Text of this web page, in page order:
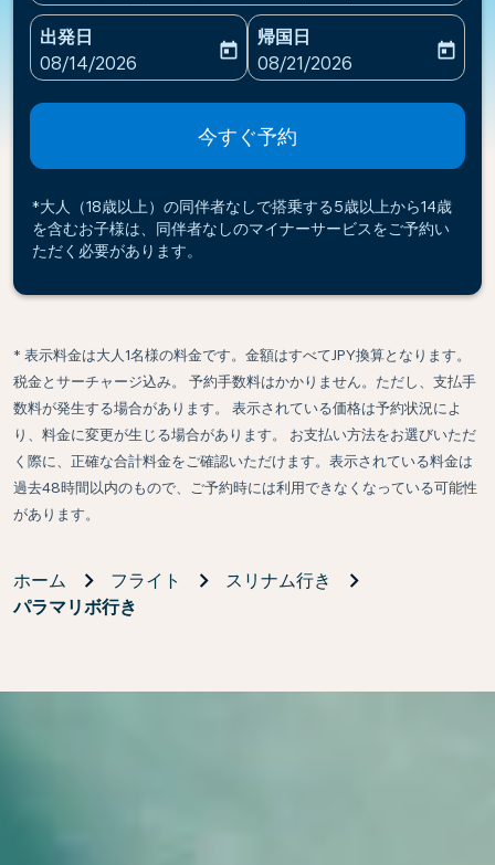
出発日
fc-booking-departure-date-aria-label
08/14/2026
today
帰国日
fc-booking-return-date-
08/21/2026
today
今すぐ予約
*大人（18歳以上）の同伴者なしで搭乗する5歳以上から14歳
を含むお子様は、同伴者なしのマイナーサービスをご予約い
ただく必要があります。
* 表示料金は大人1名様の料金です。金額はすべてJPY換算となります。
税金とサーチャージ込み。 予約手数料はかかりません。ただし、支払手
数料が発生する場合があります。 表示されている価格は予約状況によ
り、料金に変更が生じる場合があります。 お支払い方法をお選びいただ
く際に、正確な合計料金をご確認いただけます。表示されている料金は
過去48時間以内のもので、ご予約時には利用できなくなっている可能性
があります。
ホーム フライト
スリナム行き
パラマリボ行き